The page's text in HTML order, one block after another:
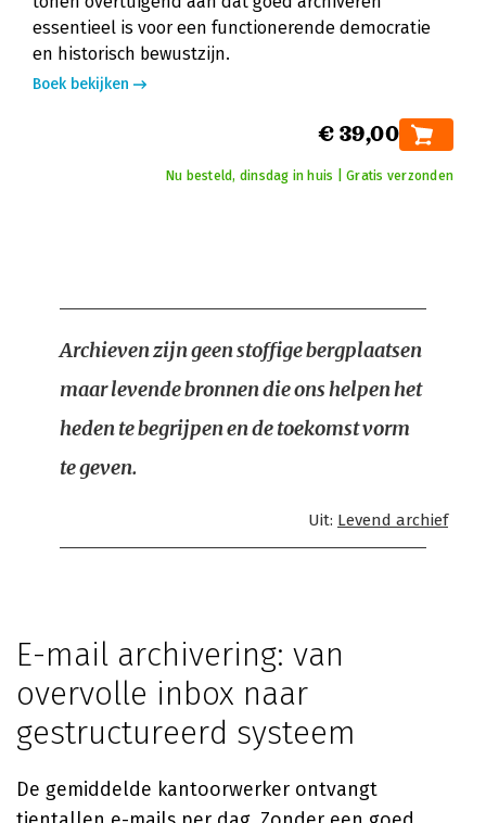
essentieel is voor een functionerende democratie
en historisch bewustzijn.
Boek bekijken
€ 39,00
Nu besteld, dinsdag in huis | Gratis verzonden
Archieven zijn geen stoffige bergplaatsen
maar levende bronnen die ons helpen het
heden te begrijpen en de toekomst vorm
te geven.
Uit: Levend archief
E-mail archivering: van
overvolle inbox naar
gestructureerd systeem
De gemiddelde kantoorwerker ontvangt